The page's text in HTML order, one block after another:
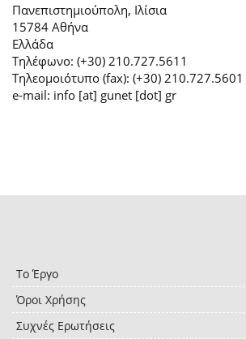
Πανεπιστημιούπολη, Ιλίσια
15784 Αθήνα
Ελλάδα
Τηλέφωνο: (+30) 210.727.5611
Τηλεομοιότυπο (fax): (+30) 210.727.5601
e-mail: info [at] gunet [dot] gr
Το Έργο
Όροι Χρήσης
Συχνές Ερωτήσεις